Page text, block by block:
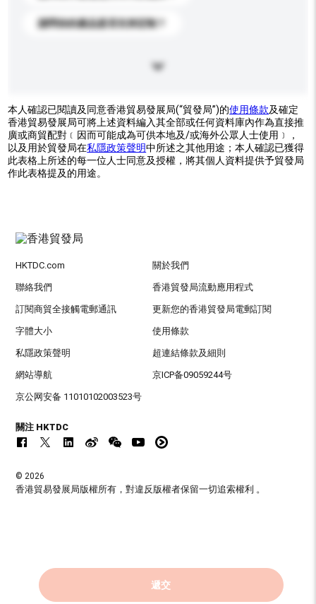
請問你的產品是否支持定制？
本人確認已閱讀及同意香港貿易發展局(“貿發局”)的使用條款及確定
香港貿易發展局可將上述資料編入其全部或任何資料庫內作為直接推
廣或商貿配對﹝因而可能成為可供本地及/或海外公眾人士使用﹞，
以及用於貿發局在私隱政策聲明中所述之其他用途；本人確認已獲得
此表格上所述的每一位人士同意及授權，將其個人資料提供予貿發局
作此表格提及的用途。
遞交
HKTDC.com 關於我們
聯絡我們 香港貿發局流動應用程式
訂閱商貿全接觸電郵通訊 更新您的香港貿發局電郵訂閱
字體大小 使用條款
私隱政策聲明 超連結條款及細則
網站導航 京ICP备09059244号
京公网安备 11010102003523号
關注 HKTDC
© 2026
香港貿易發展局版權所有，對違反版權者保留一切追索權利 。